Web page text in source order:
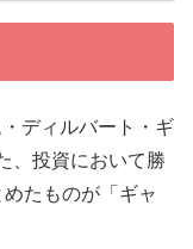
ディルバート・ギ
、投資において勝
たものが「ギャ